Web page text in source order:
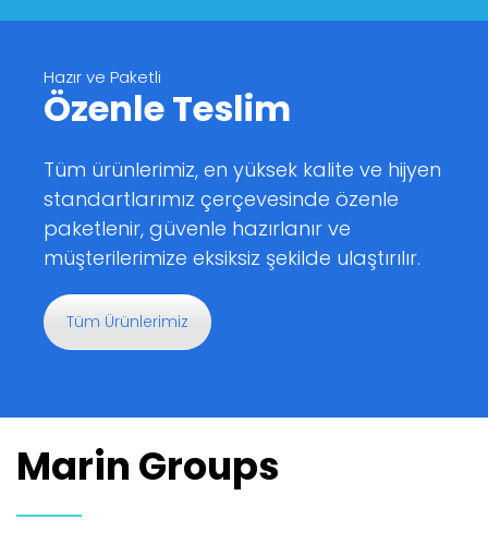
Hazır ve Paketli
Özenle Teslim
Tüm ürünlerimiz, en yüksek kalite ve hijyen
standartlarımız çerçevesinde özenle
paketlenir, güvenle hazırlanır ve
müşterilerimize eksiksiz şekilde ulaştırılır.
Tüm Ürünlerimiz
Marin Groups